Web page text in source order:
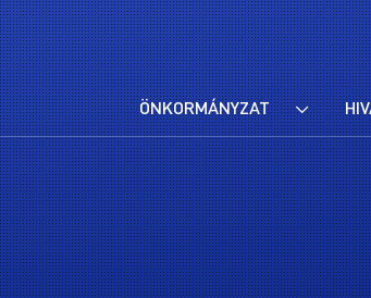
ÖNKORMÁNYZAT